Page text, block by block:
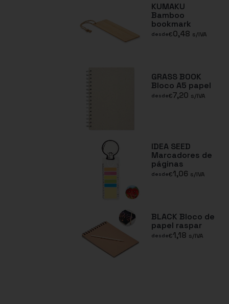
KUMAKU
Bamboo
bookmark
desde€0,48 s/IVA
GRASS BOOK
Bloco A5 papel
desde€7,20 s/IVA
IDEA SEED
Marcadores de
páginas
desde€1,06 s/IVA
BLACK Bloco de
papel raspar
desde€1,18 s/IVA